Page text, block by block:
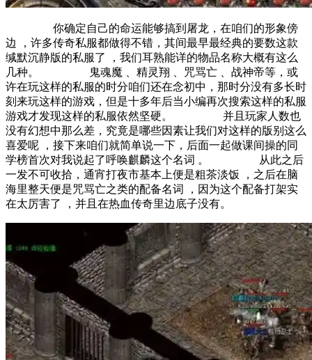
你确定自己的命运能够搞到屠龙，在咱们的形象傍
边 ，许多传奇私服都做得不错，其间最早最经典的要数这款
缄默沉静版的私服了 ，我们耳熟能详的物品名称大概有这么
几种。 鬼魂魔 、精灵翔 、咒骂亡 、战神帝等，或
许在玩这样的私服的时分咱们还在念初中，那时分没有多长时
刻来玩这样的游戏，但是十多年后当小编再次搜索这样的私服
游戏才发现这样的私服依然坚硬。 并且玩家人数也
没有幻想中那么差，究竟是哪些因素让我们对这样的版别这么
喜爱呢 ，接下来咱们就简单说一下，后面一起做课间操的同
学榜首次对我说起了呼唤麒麟这个名词 。 从此之后
一发不可收拾，通宵打夜市基本上便是粗茶淡饭 ，之后在脑
海里整天便是咒骂亡之类的配备名词 ，因为这个配备打架实
在太厉害了 ，并且在热血传奇里边底子没有。